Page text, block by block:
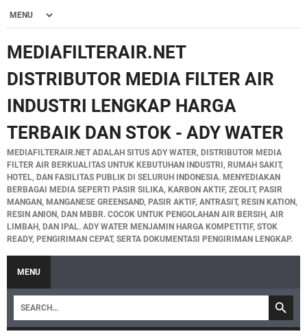
MEDIAFILTERAIR.NET
DISTRIBUTOR MEDIA FILTER AIR
INDUSTRI LENGKAP HARGA
TERBAIK DAN STOK - ADY WATER
MEDIAFILTERAIR.NET ADALAH SITUS ADY WATER, DISTRIBUTOR MEDIA
FILTER AIR BERKUALITAS UNTUK KEBUTUHAN INDUSTRI, RUMAH SAKIT,
HOTEL, DAN FASILITAS PUBLIK DI SELURUH INDONESIA. MENYEDIAKAN
BERBAGAI MEDIA SEPERTI PASIR SILIKA, KARBON AKTIF, ZEOLIT, PASIR
MANGAN, MANGANESE GREENSAND, PASIR AKTIF, ANTRASIT, RESIN KATION,
RESIN ANION, DAN MBBR. COCOK UNTUK PENGOLAHAN AIR BERSIH, AIR
LIMBAH, DAN IPAL. ADY WATER MENJAMIN HARGA KOMPETITIF, STOK
READY, PENGIRIMAN CEPAT, SERTA DOKUMENTASI PENGIRIMAN LENGKAP.
MENU